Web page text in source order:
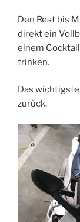
Den Rest bis
direkt ein
einem
trinken.
Das
zurück.